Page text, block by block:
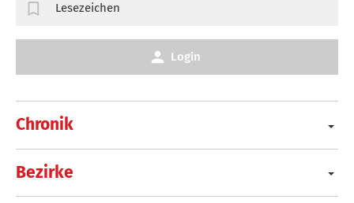
Chronik
Bezirke
Lesezeichen
Login